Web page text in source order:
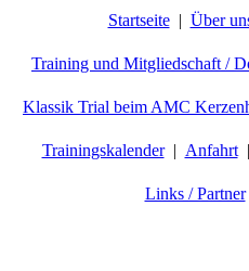
Startseite Über
Training und Mitgliedschaft /
Klassik Trial beim AMC
Trainingskalender Anfahrt
Links / Partner